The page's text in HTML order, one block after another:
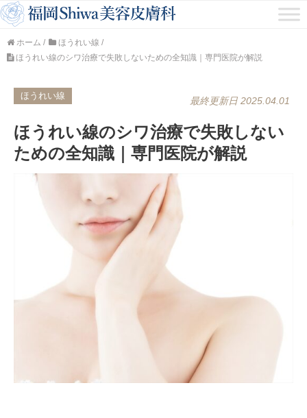
ホーム / ほうれい線 /
ほうれい線のシワ治療で失敗しないための全知識｜専門医院が解説
ほうれい線 最終更新日 2025.04.01
ほうれい線のシワ治療で失敗しない
ための全知識｜専門医院が解説